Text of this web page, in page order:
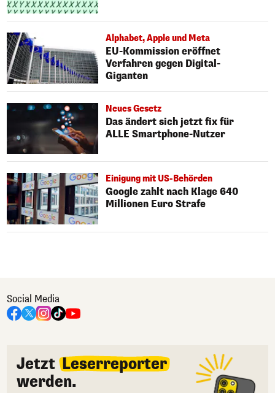
Alphabet, Apple und Meta
EU-Kommission eröffnet
Verfahren gegen Digital-
Giganten
Neues Gesetz
Das ändert sich jetzt fix für
ALLE Smartphone-Nutzer
Einigung mit US-Behörden
Google zahlt nach Klage 640
Millionen Euro Strafe
Social Media
Jetzt Leserreporter
werden.